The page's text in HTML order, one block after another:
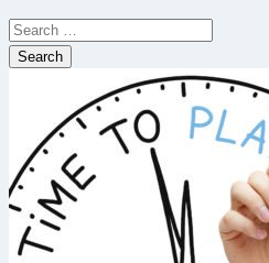
Search
for: